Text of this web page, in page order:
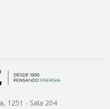
1251 - Sala 204